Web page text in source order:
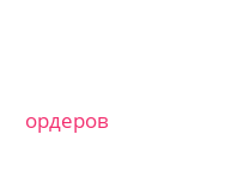
ордеров